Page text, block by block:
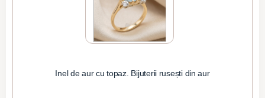
Inel de aur cu topaz. Bijuterii rusești din aur